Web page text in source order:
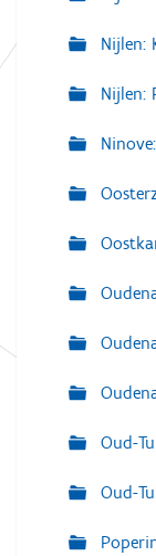
Nijlen:
Nijlen:
Oud-
Oud-